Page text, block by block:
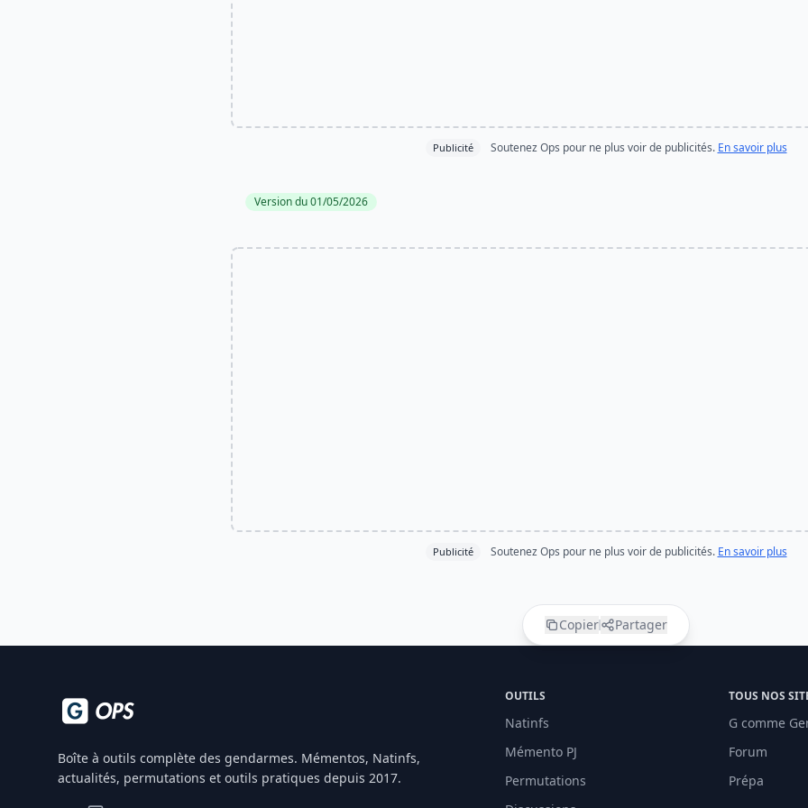
Publicité Soutenez Ops pour ne plus voir de publicités. En savoir plus
Version du 01/05/2026
Publicité Soutenez Ops pour ne plus voir de publicités. En savoir plus
Copier Partager
Boîte à outils complète des gendarmes. Mémentos, Natinfs,
actualités, permutations et outils pratiques depuis 2017.
OUTILS
Natinfs
Mémento PJ
Permutations
TOUS NOS
G comme
Forum
Prépa